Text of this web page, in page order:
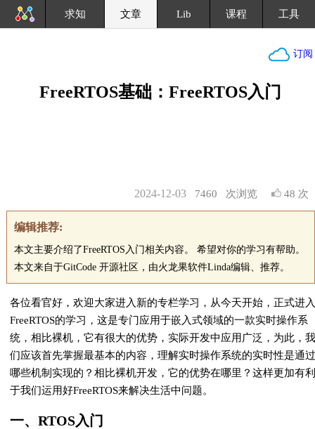
求知 文章 Lib 课程 工具
订阅
FreeRTOS基础：FreeRTOS入门
7460 次浏览 48 次
2024-12-03
编辑推荐:
本文主要介绍了FreeRTOS入门相关内容。 希望对你的学习有帮助。
本文来自于GitCode 开源社区，由火龙果软件Linda编辑、推荐。
各位看官好，欢迎大家进入新的专栏学习，从今天开始，正式进入
FreeRTOS的学习，这是专门应用于嵌入式领域的一款实时操作系
统，相比裸机，它有很大的优势，实际开发中应用广泛，为此，我
们应该首先掌握最基本的内容，理解实时操作系统的实时性是通过
哪些机制实现的？相比裸机开发，它的优势在哪里？这样更加有利
于我们运用好FreeRTOS来解决生活中问题。
一、RTOS入门